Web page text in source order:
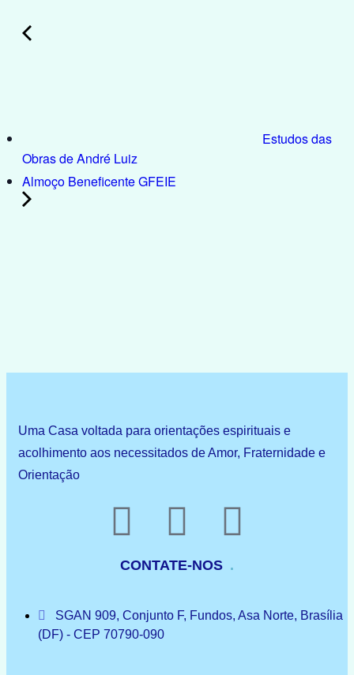
Estudos das
Obras de André Luiz
Almoço Beneficente GFEIE
Uma Casa voltada para orientações espirituais e
acolhimento aos necessitados de Amor, Fraternidade e
Orientação
CONTATE-NOS
SGAN 909, Conjunto F, Fundos, Asa Norte, Brasília
(DF) - CEP 70790-090